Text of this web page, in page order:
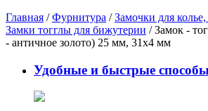
Главная /Фурнитура /Замочки для колье,
Замки тогглы для бижутерии / Замок -
- античное золото) 25 мм, 31х4 мм
Удобные и быстрые